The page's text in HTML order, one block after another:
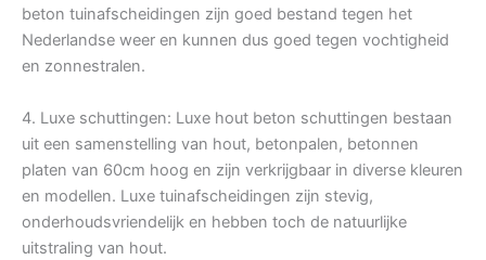
beton tuinafscheidingen zijn goed bestand tegen het
Nederlandse weer en kunnen dus goed tegen vochtigheid
en zonnestralen.
4. Luxe schuttingen: Luxe hout beton schuttingen bestaan
uit een samenstelling van hout, betonpalen, betonnen
platen van 60cm hoog en zijn verkrijgbaar in diverse kleuren
en modellen. Luxe tuinafscheidingen zijn stevig,
onderhoudsvriendelijk en hebben toch de natuurlijke
uitstraling van hout.